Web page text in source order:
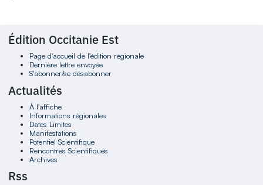
Édition Occitanie Est
Page d'accueil de l'édition régionale
Dernière lettre envoyée
S'abonner/se désabonner
Actualités
À l'affiche
Informations régionales
Dates Limites
Manifestations
Potentiel Scientifique
Rencontres Scientifiques
Archives
Rss